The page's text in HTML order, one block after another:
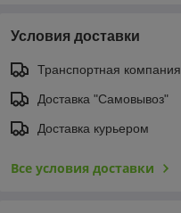
Условия доставки
Транспортная компания
Доставка "Самовывоз"
Доставка курьером
Все условия доставки